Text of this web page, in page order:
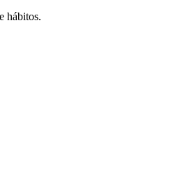
hábitos.